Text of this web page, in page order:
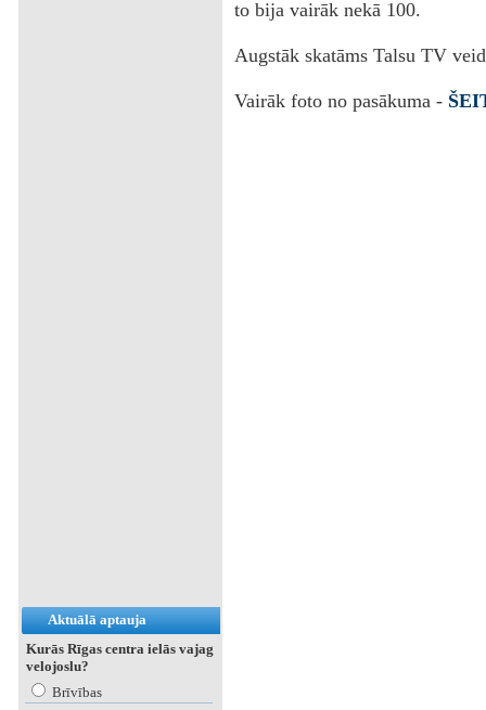
Aktuālā aptauja
Kurās Rīgas centra ielās vajag
velojoslu?
Brīvības
to bija vairāk nekā 100.
Augstāk skatāms Talsu TV
Vairāk foto no pasākuma -